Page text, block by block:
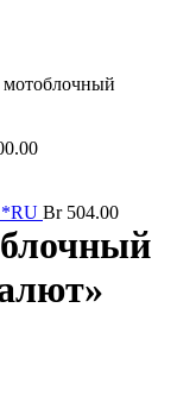
*RU Br504.00